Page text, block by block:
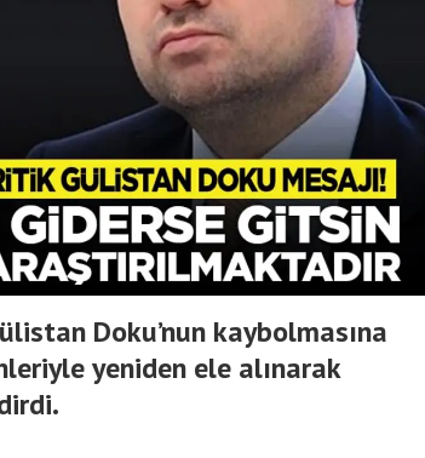
Doku’nun kaybolmasına
yeniden ele alınarak